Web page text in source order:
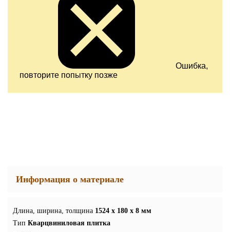
Ошибка,
повторите попытку позже
Информация о материале
Длина, ширина, толщина 1524 x 180 x 8 мм
Тип Кварцвиниловая плитка